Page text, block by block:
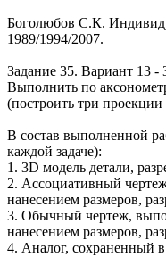
Боголюбов С.К.
1989/1994/2007.
Задание 35. Вариант 13 -
Выполнить по
(построить три
В состав выполненной
каждой задаче):
1. 3D модель детали,
2. Ассоциативный
нанесением размеров,
3. Обычный чертеж,
нанесением размеров,
4. Аналог, сохраненный